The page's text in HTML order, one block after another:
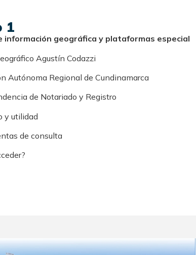
1
información geográfica y plataformas especial
Agustín Codazzi
Autónoma Regional de Cundinamarca
de Notariado y Registro
y utilidad
de consulta